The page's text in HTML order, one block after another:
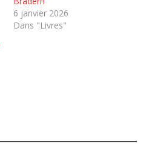
6 janvier 2026
Dans "Livres"